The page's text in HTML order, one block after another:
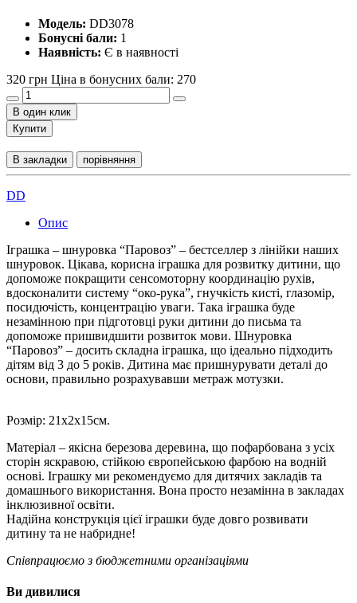
Модель: DD3078
Бонусні бали: 1
Наявність: Є в наявності
320 грн Ціна в бонусних бали: 270
В один клик
Купити
В закладки порівняння
DD
Опис
Іграшка – шнуровка “Паровоз” – бестселлер з лінійки наших
шнуровок. Цікава, корисна іграшка для розвитку дитини, що
допоможе покращити сенсомоторну координацію рухів,
вдосконалити систему “око-рука”, гнучкість кисті, глазомір,
посидючість, концентрацію уваги. Така іграшка буде
незамінною при підготовці руки дитини до письма та
допоможе пришвидшити розвиток мови. Шнуровка
“Паровоз” – досить складна іграшка, що ідеально підходить
дітям від 3 до 5 років. Дитина має пришнурувати деталі до
основи, правильно розрахувавши метраж мотузки.
Розмір: 21х2х15см.
Матеріал – якісна березова деревина, що пофарбована з усіх
сторін яскравою, стійкою європейською фарбою на водній
основі. Іграшку ми рекомендуємо для дитячих закладів та
домашнього використання. Вона просто незамінна в закладах
інклюзивної освіти.
Надійна конструкція цієї іграшки буде довго розвивати
дитину та не набридне!
Співпрацюємо з бюджетними організаціями
Ви дивилися